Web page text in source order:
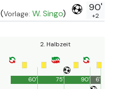
90'
+2
(Vorlage: W. Singo)
2. Halbzeit
90'
60' 75' 6'